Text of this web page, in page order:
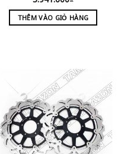
THÊM VÀO GIỎ HÀNG